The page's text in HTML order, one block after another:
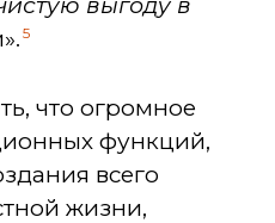
5
что огромное
функций,
всего
жизни,